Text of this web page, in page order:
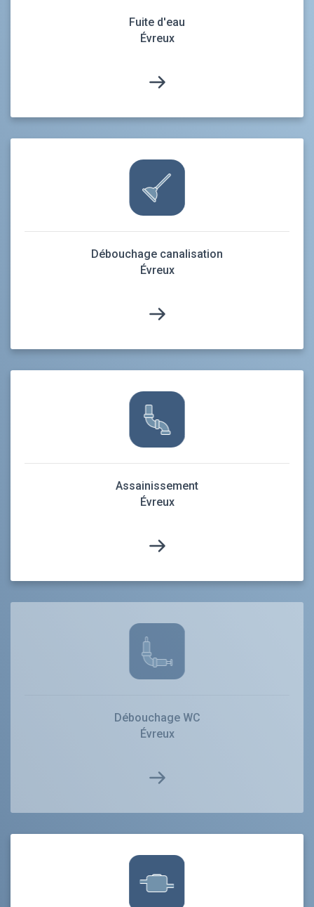
Fuite d'eau
Évreux
Débouchage canalisation
Évreux
Assainissement
Évreux
Débouchage WC
Évreux